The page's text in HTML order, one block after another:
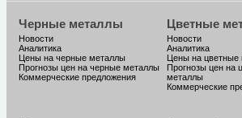
Черные металлы
Новости
Аналитика
Цены на черные металлы
Прогнозы цен на черные металлы
Коммерческие предложения
Цветные
Новости
Аналитика
Цены на цветные
Прогнозы цен на
металлы
Коммерческие